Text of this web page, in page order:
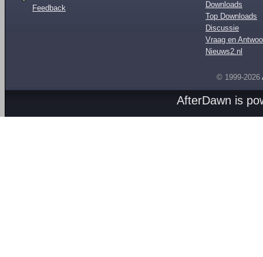
Feedback
Downloads
Top Downloads
Discussie
Vraag en
Nieuws2.nl
© 1999-2026
AfterDawn is